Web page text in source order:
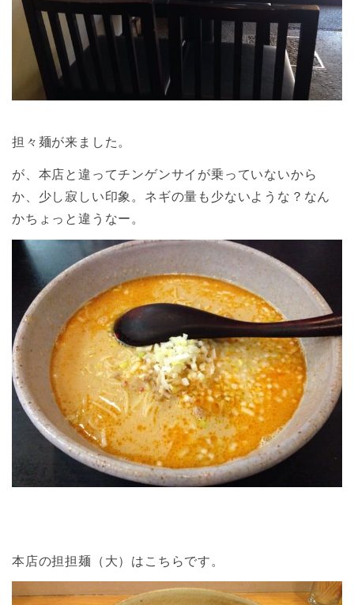
担々麺が来ました。
が、本店と違ってチンゲンサイが乗っていないから
か、少し寂しい印象。ネギの量も少ないような？なん
かちょっと違うなー。
本店の担担麺（大）はこちらです。